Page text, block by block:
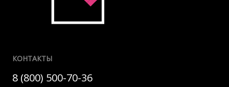
КОНТАКТЫ
8 (800) 500-70-36